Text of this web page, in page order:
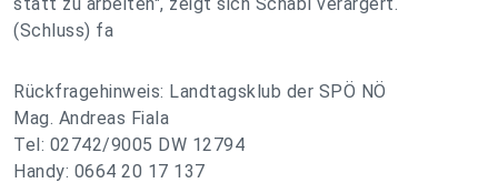
(Schluss) fa
Rückfragehinweis: Landtagsklub der SPÖ NÖ
Mag. Andreas Fiala
Tel: 02742/9005 DW 12794
Handy: 0664 20 17 137